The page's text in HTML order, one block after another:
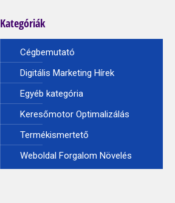
Kategóriák
Cégbemutató
Digitális Marketing Hírek
Egyéb kategória
Keresőmotor Optimalizálás
Termékismertető
Weboldal Forgalom Növelés